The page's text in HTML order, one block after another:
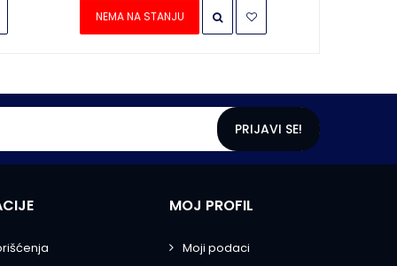
NEMA NA STANJU
PRIJAVI SE!
MOJ PROFIL
Moji podaci